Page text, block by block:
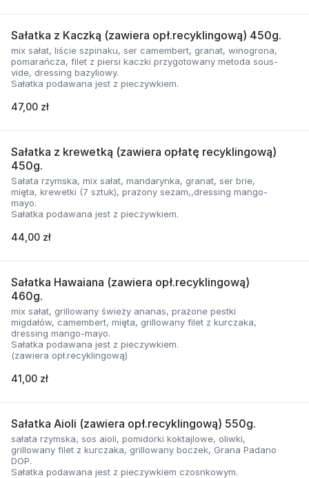
Sałatka z Kaczką (zawiera opł.recyklingową) 450g.
mix sałat, liście szpinaku, ser camembert, granat, winogrona,
pomarańcza, filet z piersi kaczki przygotowany metoda sous-
vide, dressing bazyliowy.
Sałatka podawana jest z pieczywkiem.
47,00 zł
Sałatka z krewetką (zawiera opłatę recyklingową)
450g.
Sałata rzymska, mix sałat, mandarynka, granat, ser brie,
mięta, krewetki (7 sztuk), prażony sezam,,dressing mango-
mayo.
Sałatka podawana jest z pieczywkiem.
44,00 zł
Sałatka Hawaiana (zawiera opł.recyklingową)
460g.
mix sałat, grillowany świeży ananas, prażone pestki
migdałów, camembert, mięta, grillowany filet z kurczaka,
dressing mango-mayo.
Sałatka podawana jest z pieczywkiem.
(zawiera opł.recyklingową)
41,00 zł
Sałatka Aioli (zawiera opł.recyklingową) 550g.
sałata rzymska, sos aioli, pomidorki koktajlowe, oliwki,
grillowany filet z kurczaka, grillowany boczek, Grana Padano
DOP.
Sałatka podawana jest z pieczywkiem czosnkowym.